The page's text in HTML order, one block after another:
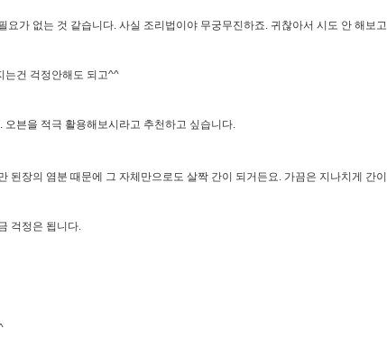
가 없는 것 같습니다. 사실 조리법이야 무궁무진하죠. 귀찮아서 시도 안 해보
는건 걱정안해도 되고^^
븐을 적극 활용해보시라고 추천하고 싶습니다.
장의 염분 때문에 그 자체만으로도 살짝 간이 되거든요. 가끔은 지나치게
걱정은 됩니다.